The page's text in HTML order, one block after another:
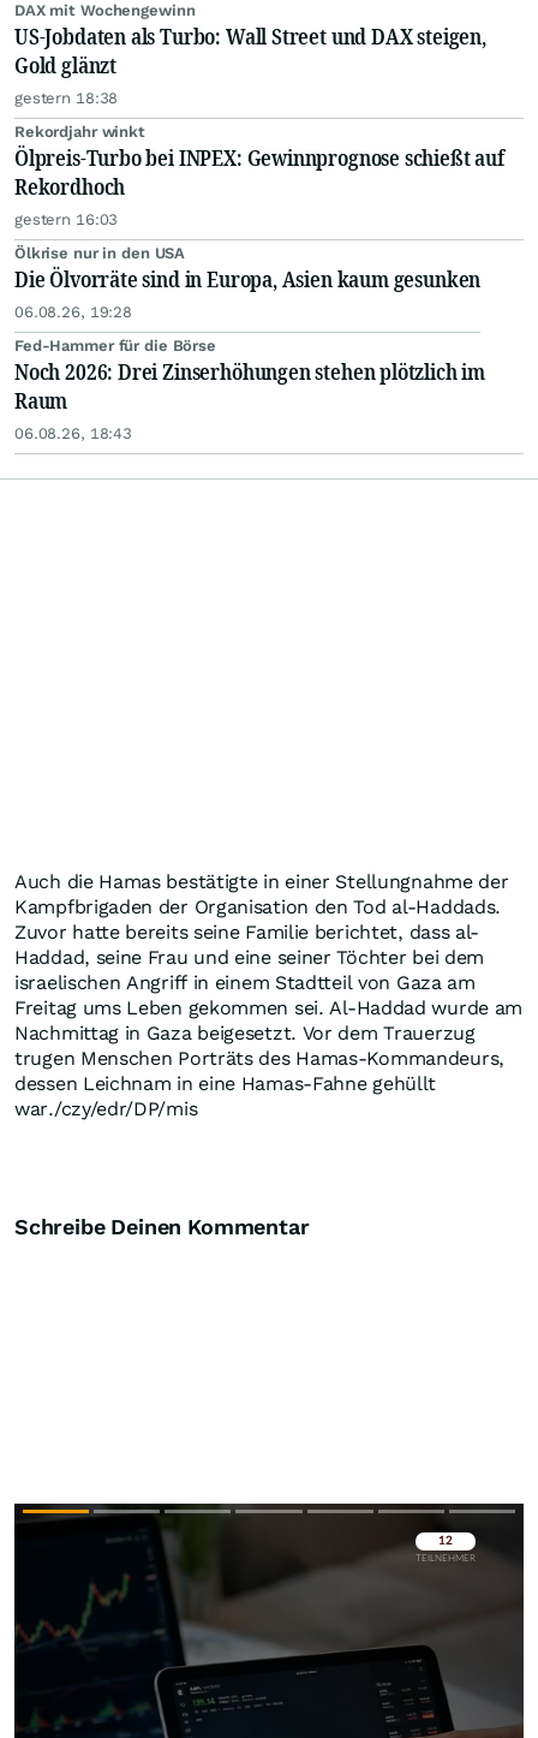
DAX mit Wochengewinn
US-Jobdaten als Turbo: Wall Street und DAX steigen,
Gold glänzt
gestern 18:38
Rekordjahr winkt
Ölpreis-Turbo bei INPEX: Gewinnprognose schießt auf
Rekordhoch
gestern 16:03
Ölkrise nur in den USA
Die Ölvorräte sind in Europa, Asien kaum gesunken
06.08.26, 19:28
Fed-Hammer für die Börse
Noch 2026: Drei Zinserhöhungen stehen plötzlich im
Raum
06.08.26, 18:43
Auch die Hamas bestätigte in einer Stellungnahme der
Kampfbrigaden der Organisation den Tod al-Haddads.
Zuvor hatte bereits seine Familie berichtet, dass al-
Haddad, seine Frau und eine seiner Töchter bei dem
israelischen Angriff in einem Stadtteil von Gaza am
Freitag ums Leben gekommen sei. Al-Haddad wurde am
Nachmittag in Gaza beigesetzt. Vor dem Trauerzug
trugen Menschen Porträts des Hamas-Kommandeurs,
dessen Leichnam in eine Hamas-Fahne gehüllt
war./czy/edr/DP/mis
Schreibe Deinen Kommentar